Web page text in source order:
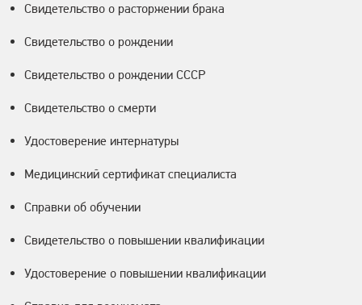
Свидетельство о расторжении брака
Свидетельство о рождении
Свидетельство о рождении СССР
Свидетельство о смерти
Удостоверение интернатуры
Медицинский сертификат специалиста
Справки об обучении
Свидетельство о повышении квалификации
Удостоверение о повышении квалификации